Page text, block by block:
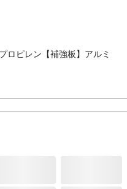
ロピレン【補強板】アルミ